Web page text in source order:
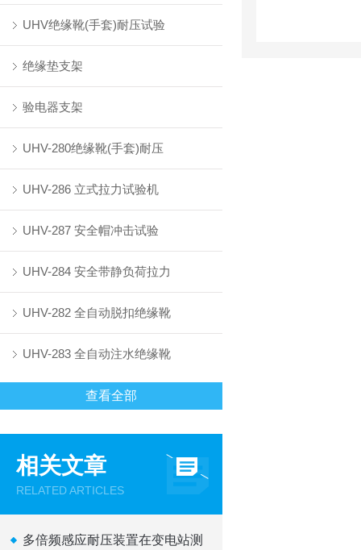
UHV绝缘靴(手套)耐压试验
绝缘垫支架
验电器支架
UHV-280绝缘靴(手套)耐压
UHV-286 立式拉力试验机
UHV-287 安全帽冲击试验
UHV-284 安全带静负荷拉力
UHV-282 全自动脱扣绝缘靴
UHV-283 全自动注水绝缘靴
查看全部
相关文章
RELATED ARTICLES
多倍频感应耐压装置在变电站测